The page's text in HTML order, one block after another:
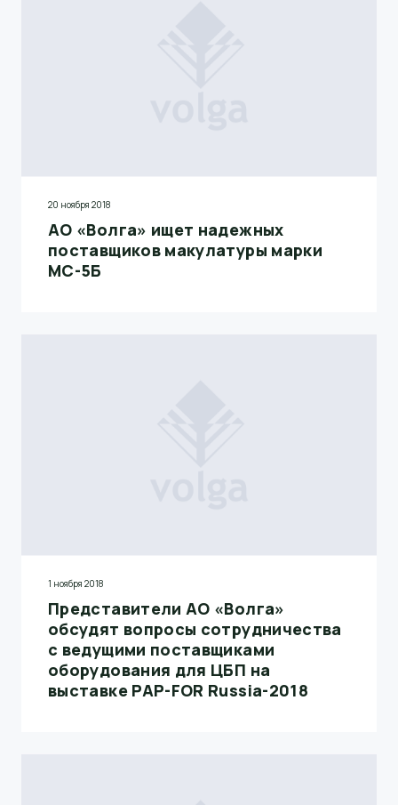
20 ноября 2018
АО «Волга» ищет надежных
поставщиков макулатуры марки
МС-5Б
1 ноября 2018
Представители АО «Волга»
обсудят вопросы сотрудничества
с ведущими поставщиками
оборудования для ЦБП на
выставке PAP-FOR Russia-2018